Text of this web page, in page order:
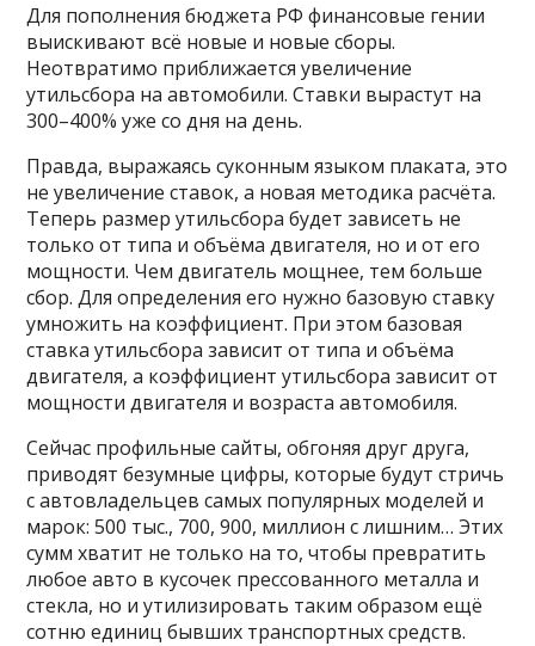
Для пополнения бюджета РФ финансовые гении
выискивают всё новые и новые сборы.
Неотвратимо приближается увеличение
утильсбора на автомобили. Ставки вырастут на
300–400% уже со дня на день.
Правда, выражаясь суконным языком плаката, это
не увеличение ставок, а новая методика расчёта.
Теперь размер утильсбора будет зависеть не
только от типа и объёма двигателя, но и от его
мощности. Чем двигатель мощнее, тем больше
сбор. Для определения его нужно базовую ставку
умножить на коэффициент. При этом базовая
ставка утильсбора зависит от типа и объёма
двигателя, а коэффициент утильсбора зависит от
мощности двигателя и возраста автомобиля.
Сейчас профильные сайты, обгоняя друг друга,
приводят безумные цифры, которые будут стричь
с автовладельцев самых популярных моделей и
марок: 500 тыс., 700, 900, миллион с лишним… Этих
сумм хватит не только на то, чтобы превратить
любое авто в кусочек прессованного металла и
стекла, но и утилизировать таким образом ещё
сотню единиц бывших транспортных средств.